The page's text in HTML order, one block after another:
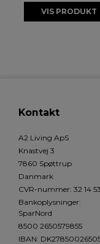
VIS PRODUKT
Kontakt
A2 Living ApS
Knastvej 3
7860 Spøttrup
Danmark
CVR-nummer: 32 14
Bankoplysninger:
SparNord
8500 2650579855
IBAN: